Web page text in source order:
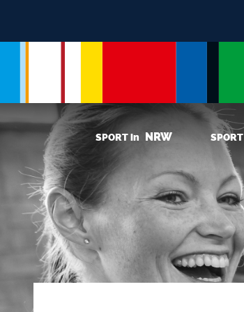
SPORT in NRW SPORT